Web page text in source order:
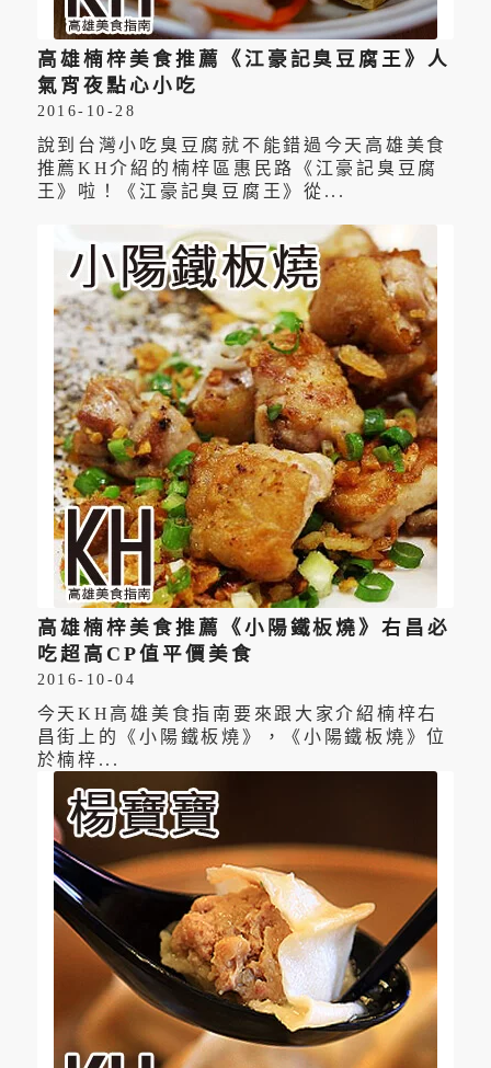
高雄楠梓美食推薦《江豪記臭豆腐王》人
氣宵夜點心小吃
2016-10-28
說到台灣小吃臭豆腐就不能錯過今天高雄美食
推薦KH介紹的楠梓區惠民路《江豪記臭豆腐
王》啦！《江豪記臭豆腐王》從...
高雄楠梓美食推薦《小陽鐵板燒》右昌必
吃超高CP值平價美食
2016-10-04
今天KH高雄美食指南要來跟大家介紹楠梓右
昌街上的《小陽鐵板燒》，《小陽鐵板燒》位
於楠梓...